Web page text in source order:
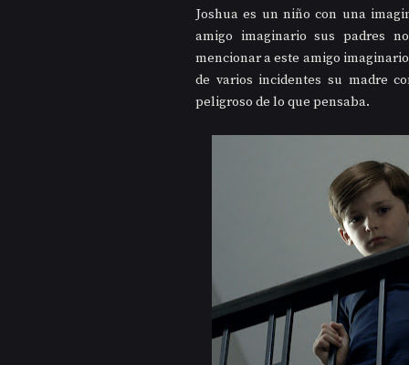
Joshua es un niño con una
amigo imaginario sus padres
mencionar a este amigo
de varios incidentes su madre
peligroso de lo que pensaba.